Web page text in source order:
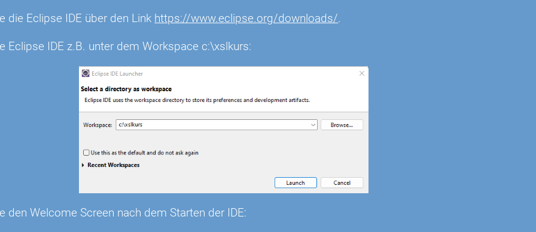
die Eclipse IDE über den Link https://www.eclipse.org/downloads/.
Eclipse IDE z.B. unter dem Workspace c:\xslkurs:
den Welcome Screen nach dem Starten der IDE: